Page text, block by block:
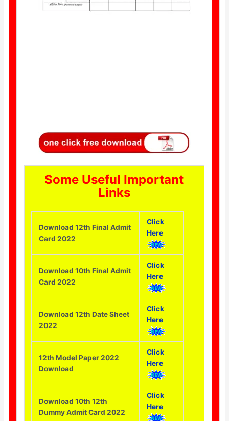
Some Useful Important
Links
Download 12th Final Admit
Card 2022
Click
Here
Download 10th Final Admit
Card 2022
Click
Here
Download 12th Date Sheet
2022
Click
Here
12th Model Paper 2022
Download
Click
Here
Download 10th 12th
Dummy Admit Card 2022
Click
Here